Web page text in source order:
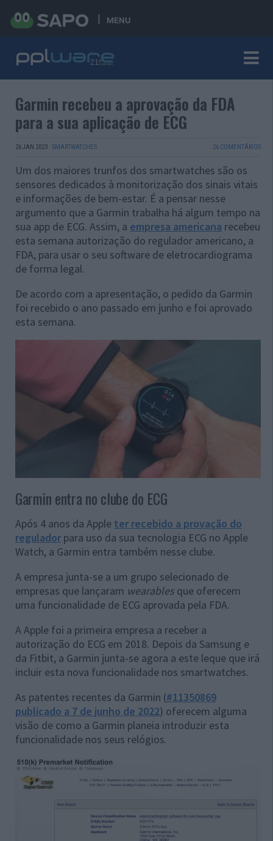
MENU
Garmin recebeu a aprovação da FDA
para a sua aplicação de ECG
26 JAN 2023 · SMARTWATCHES 26 COMENTÁRIOS
Um dos maiores trunfos dos smartwatches são os
sensores dedicados à monitorização dos sinais vitais
e informações de bem-estar. É a pensar nesse
argumento que a Garmin trabalha há algum tempo na
sua app de ECG. Assim, a empresa americana recebeu
esta semana autorização do regulador americano, a
FDA, para usar o seu software de eletrocardiograma
de forma legal.
De acordo com a apresentação, o pedido da Garmin
foi recebido o ano passado em junho e foi aprovado
esta semana.
Garmin entra no clube do ECG
Após 4 anos da Apple ter recebido a provação do
regulador para uso da sua tecnologia ECG no Apple
Watch, a Garmin entra também nesse clube.
A empresa junta-se a um grupo selecionado de
empresas que lançaram wearables que oferecem
uma funcionalidade de ECG aprovada pela FDA.
A Apple foi a primeira empresa a receber a
autorização do ECG em 2018. Depois da Samsung e
da Fitbit, a Garmin junta-se agora a este leque que irá
incluir esta nova funcionalidade nos smartwatches.
As patentes recentes da Garmin (#11350869
publicado a 7 de junho de 2022) oferecem alguma
visão de como a Garmin planeia introduzir esta
funcionalidade nos seus relógios.